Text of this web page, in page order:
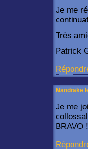
Je me
Très
Patrick
Mandrake
Je me
BRAVO !